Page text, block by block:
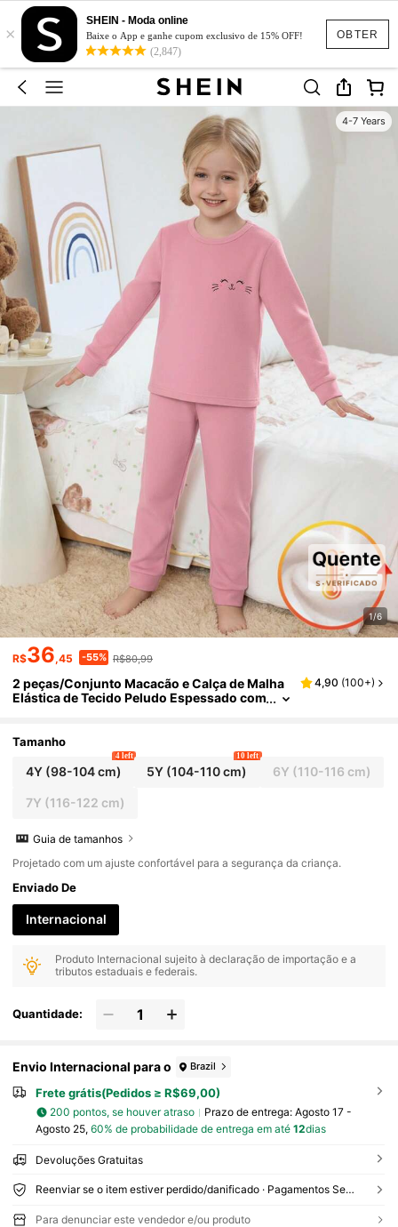
OBTER
×
SHEIN - Moda online
Baixe o App e ganhe cupom exclusivo de 15% OFF!
(2,847)
4-7 Years
1/6
R$36,45 -55% R$80,99
2 peças/Conjunto Macacão e Calça de Malha
Elástica de Tecido Peludo Espessado com
verno
4,90 (100+)
Tamanho
4Y(98-104 cm)
4 left
5Y (104-110 cm)
10 left
6Y (110-116 cm)
7Y (116-122 cm)
Guia de tamanhos
Projetado com um ajuste confortável para a segurança da criança.
Enviado De
Internacional
Produto Internacional sujeito à declaração de importação e a
tributos estaduais e federais.
Quantidade:
Envio Internacional para o Brazil
Frete grátis(Pedidos ≥ R$69,00)
200 pontos, se houver atraso Prazo de entrega: Agosto 17 -
Agosto 25, 60% de probabilidade de entrega em até 12dias
Devoluções Gratuitas
Reenviar se o item estiver perdido/danificado · Pagamentos Seguros · Proteção de privacidade
Para denunciar este vendedor e/ou produto